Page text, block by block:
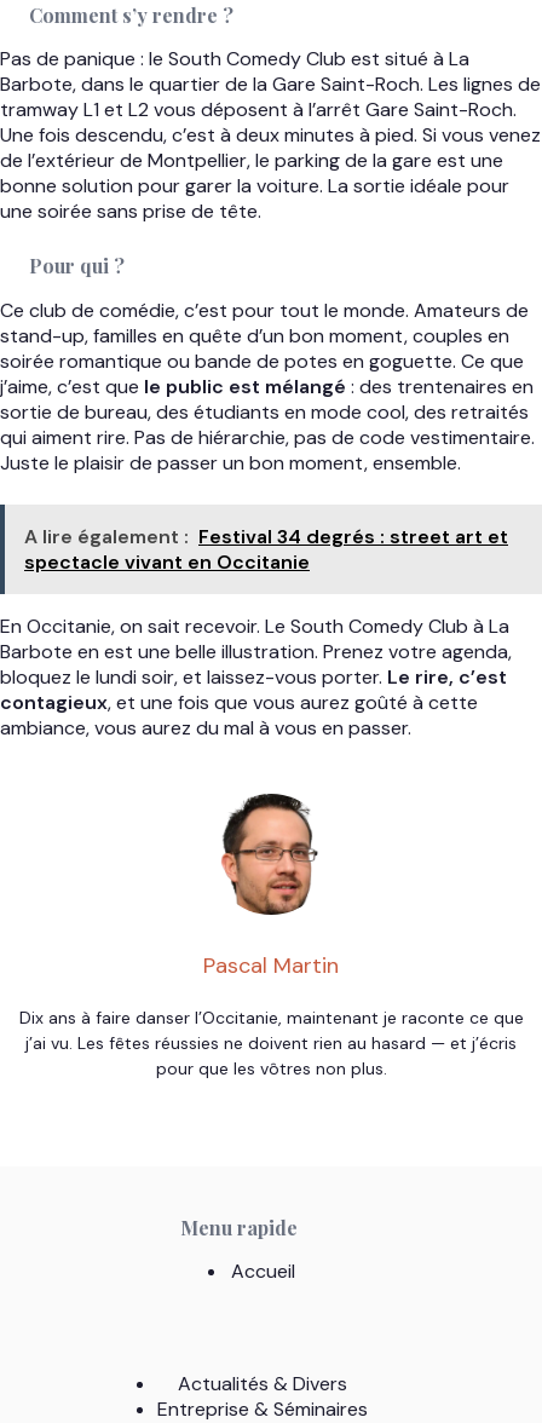
Comment s’y rendre ?
Pas de panique : le South Comedy Club est situé à La
Barbote, dans le quartier de la Gare Saint-Roch. Les lignes de
tramway L1 et L2 vous déposent à l’arrêt Gare Saint-Roch.
Une fois descendu, c’est à deux minutes à pied. Si vous venez
de l’extérieur de Montpellier, le parking de la gare est une
bonne solution pour garer la voiture. La sortie idéale pour
une soirée sans prise de tête.
Pour qui ?
Ce club de comédie, c’est pour tout le monde. Amateurs de
stand-up, familles en quête d’un bon moment, couples en
soirée romantique ou bande de potes en goguette. Ce que
j’aime, c’est que le public est mélangé : des trentenaires en
sortie de bureau, des étudiants en mode cool, des retraités
qui aiment rire. Pas de hiérarchie, pas de code vestimentaire.
Juste le plaisir de passer un bon moment, ensemble.
A lire également : Festival 34 degrés : street art et
spectacle vivant en Occitanie
En Occitanie, on sait recevoir. Le South Comedy Club à La
Barbote en est une belle illustration. Prenez votre agenda,
bloquez le lundi soir, et laissez-vous porter. Le rire, c’est
contagieux, et une fois que vous aurez goûté à cette
ambiance, vous aurez du mal à vous en passer.
Pascal Martin
Dix ans à faire danser l’Occitanie, maintenant je raconte ce que
j’ai vu. Les fêtes réussies ne doivent rien au hasard — et j’écris
pour que les vôtres non plus.
Menu rapide
Accueil
Actualités & Divers
Entreprise & Séminaires